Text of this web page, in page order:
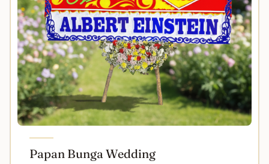
Papan Bunga Wedding